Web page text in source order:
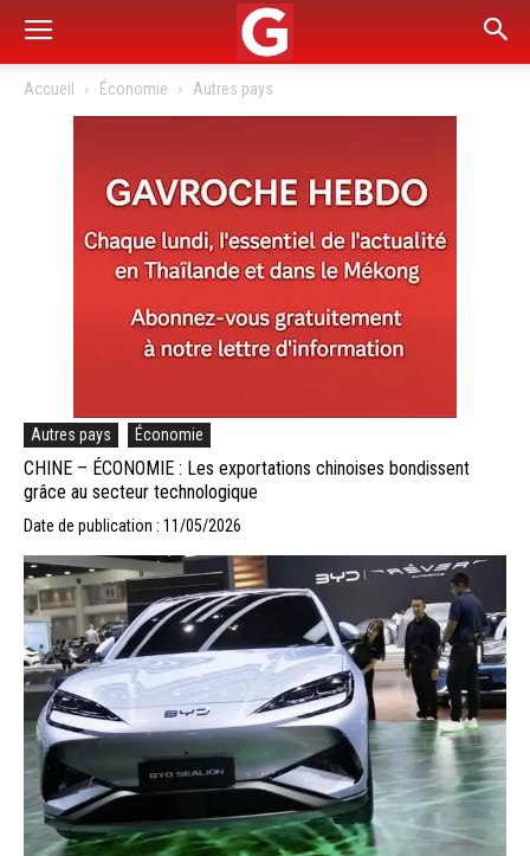
Accueil Économie Autres pays
Autres pays Économie
CHINE – ÉCONOMIE : Les exportations chinoises bondissent
grâce au secteur technologique
Date de publication : 11/05/2026